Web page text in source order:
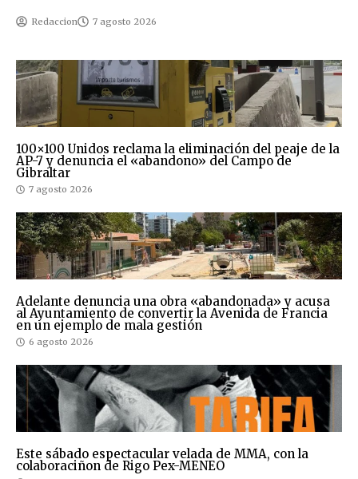
Redaccion 7 agosto 2026
100×100 Unidos reclama la eliminación del peaje de la
AP-7 y denuncia el «abandono» del Campo de
Gibraltar
7 agosto 2026
Adelante denuncia una obra «abandonada» y acusa
al Ayuntamiento de convertir la Avenida de Francia
en un ejemplo de mala gestión
6 agosto 2026
Este sábado espectacular velada de MMA, con la
colaboraciñon de Rigo Pex-MENEO